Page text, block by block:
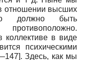
отношении высших
должно быть
противоположно.
коллективе в виде
психическими
Здесь, как мы